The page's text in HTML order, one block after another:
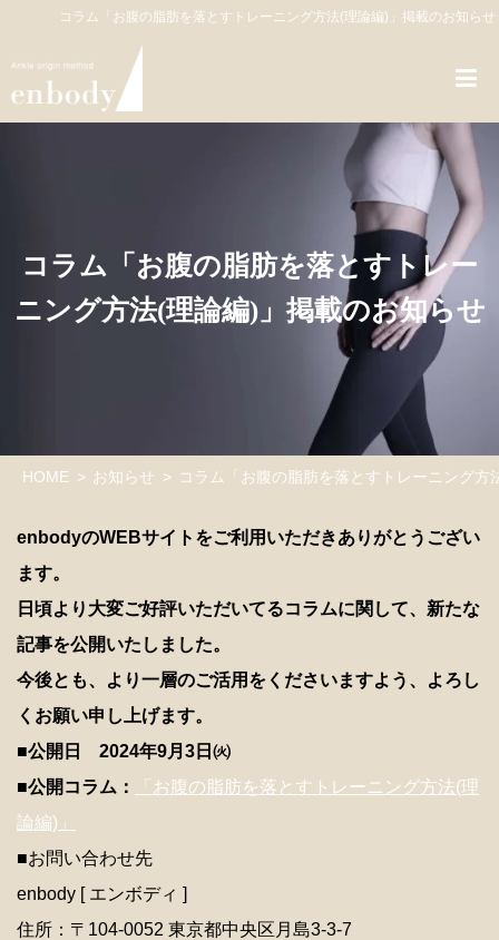
コラム「お腹の脂肪を落とすトレーニング方法(理論編)」掲載のお知らせ
コラム「お腹の脂肪を落とすトレー
ニング方法(理論編)」掲載のお知らせ
HOME お知らせ コラム「お腹の脂肪を落とすトレーニング方
enbodyのWEBサイトをご利用いただきありがとうござい
ます。
日頃より大変ご好評いただいてるコラムに関して、新たな
記事を公開いたしました。
今後とも、より一層のご活用をくださいますよう、よろし
くお願い申し上げます。
■公開日 2024年9月3日㈫
■公開コラム：
「お腹の脂肪を落とすトレーニング方法(理
論編)」
■お問い合わせ先
enbody [ エンボディ ]
住所：〒104-0052 東京都中央区月島3-3-7